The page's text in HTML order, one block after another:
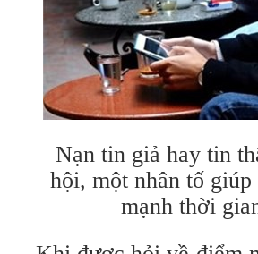
Nạn tin giả hay tin
hội, một nhân tố
mạnh thời